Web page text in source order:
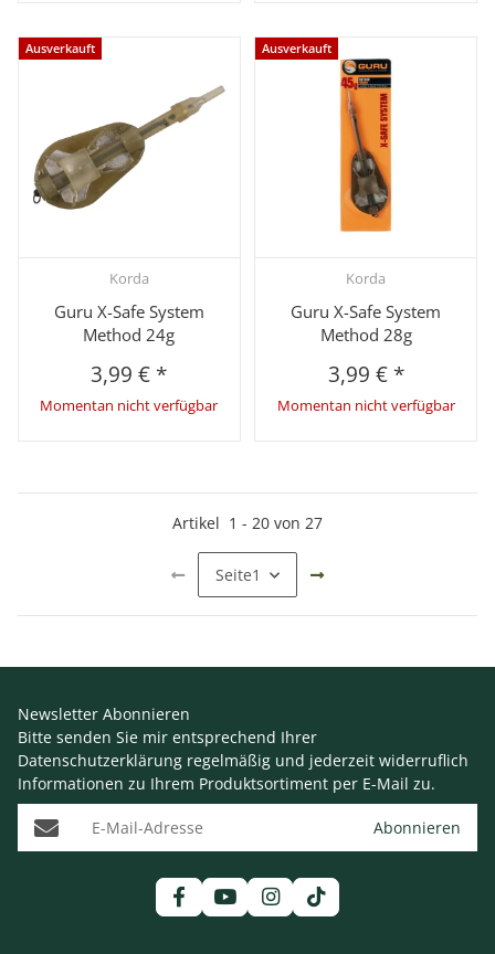
Ausverkauft
Korda
Guru X-Safe System
Method 24g
3,99 € *
Momentan nicht verfügbar
Ausverkauft
Korda
Guru X-Safe System
Method 28g
3,99 € *
Momentan nicht verfügbar
Artikel 1 - 20 von 27
Seite1
Newsletter Abonnieren
Bitte senden Sie mir entsprechend Ihrer
Datenschutzerklärung regelmäßig und jederzeit widerruflich
Informationen zu Ihrem Produktsortiment per E-Mail zu.
E-Mail-Adresse Abonnieren